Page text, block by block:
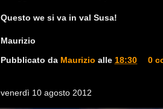
Questo we si va in val Susa!
Maurizio
Pubblicato da Maurizio alle 18:30 0
venerdì 10 agosto 2012